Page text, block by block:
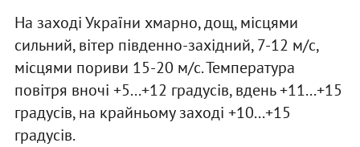
На заході України хмарно, дощ, місцями
сильний, вітер південно-західний, 7-12 м/с,
місцями пориви 15-20 м/с. Температура
повітря вночі +5...+12 градусів, вдень +11...+15
градусів, на крайньому заході +10...+15
градусів.